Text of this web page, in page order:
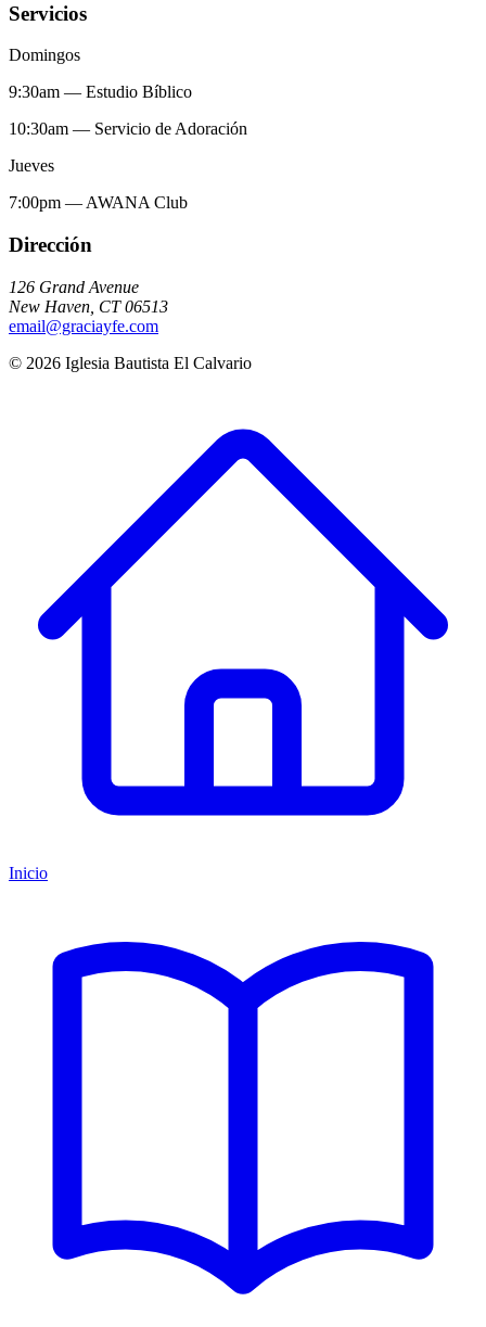
Servicios
Domingos
9:30am — Estudio Bíblico
10:30am — Servicio de Adoración
Jueves
7:00pm — AWANA Club
Dirección
126 Grand Avenue
New Haven CT 06513
email@graciayfe.com
© 2026 Iglesia Bautista El Calvario
Inicio